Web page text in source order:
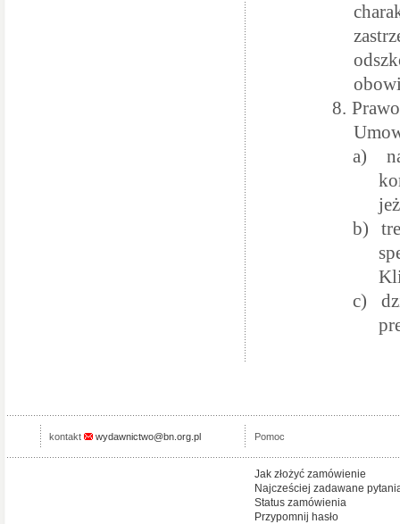
8.
a)
b)
c)
kontakt wydawnictwo@bn.org.pl Pomoc
Jak złożyć zamówienie
Najcześciej zadawane
Status zamówienia
Przypomnij hasło